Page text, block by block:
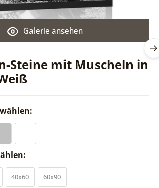
Steine mit Muscheln in
Galerie ansehen
40x60 60x90